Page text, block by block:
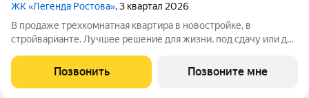
ЖК «Легенда Ростова», 3 квартал 2026
В продаже трехкомнатная квартира в новостройке, в
стройварианте. Лучшее решение для жизни, под сдачу или для
максимальной функциональности, чтобы обеспечить уют
будущих жильцов. Большой коридор
Позвонить Позвоните мне